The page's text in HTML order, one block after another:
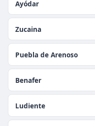
Ayódar
Zucaina
Puebla de Arenoso
Benafer
Ludiente